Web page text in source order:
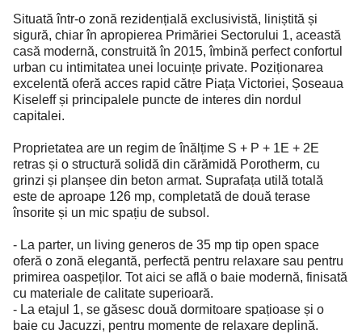
Situată într-o zonă rezidențială exclusivistă, liniștită și
sigură, chiar în apropierea Primăriei Sectorului 1, această
casă modernă, construită în 2015, îmbină perfect confortul
urban cu intimitatea unei locuințe private. Poziționarea
excelentă oferă acces rapid către Piața Victoriei, Șoseaua
Kiseleff și principalele puncte de interes din nordul
capitalei.
Proprietatea are un regim de înălțime S + P + 1E + 2E
retras și o structură solidă din cărămidă Porotherm, cu
grinzi și planșee din beton armat. Suprafața utilă totală
este de aproape 126 mp, completată de două terase
însorite și un mic spațiu de subsol.
- La parter, un living generos de 35 mp tip open space
oferă o zonă elegantă, perfectă pentru relaxare sau pentru
primirea oaspeților. Tot aici se află o baie modernă, finisată
cu materiale de calitate superioară.
- La etajul 1, se găsesc două dormitoare spațioase și o
baie cu Jacuzzi, pentru momente de relaxare deplină.